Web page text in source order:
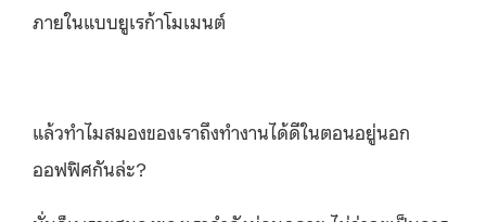
ภายในแบบยูเรก้าโมเมนต์
แล้วทำไมสมองของเราถึงทำงานได้ดีในตอนอยู่นอก
ออฟฟิศกันล่ะ?